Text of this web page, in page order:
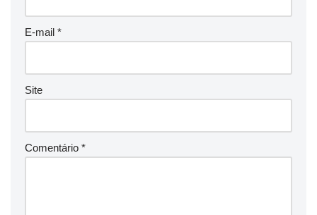
E-mail *
Site
Comentário *